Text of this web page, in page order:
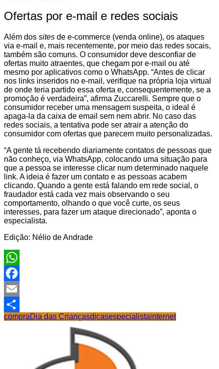
Ofertas por e-mail e redes sociais
Além dos sites de e-commerce (venda online), os ataques
via e-mail e, mais recentemente, por meio das redes socais,
também são comuns. O consumidor deve desconfiar de
ofertas muito atraentes, que chegam por e-mail ou até
mesmo por aplicativos como o WhatsApp. “Antes de clicar
nos links inseridos no e-mail, verifique na própria loja virtual
de onde teria partido essa oferta e, consequentemente, se a
promoção é verdadeira”, afirma Zuccarelli. Sempre que o
consumidor receber uma mensagem suspeita, o ideal é
apaga-la da caixa de email sem nem abrir. No caso das
redes sociais, a tentativa pode ser atrair a atenção do
consumidor com ofertas que parecem muito personalizadas.
“A gente tá recebendo diariamente contatos de pessoas que
não conheço, via WhatsApp, colocando uma situação para
que a pessoa se interesse clicar num determinado naquele
link. A ideia é fazer um contato e as pessoas acabem
clicando. Quando a gente está falando em rede social, o
fraudador está cada vez mais observando o seu
comportamento, olhando o que você curte, os seus
interesses, para fazer um ataque direcionado”, aponta o
especialista.
Edição: Nélio de Andrade
WhatsApp
Facebook
Email
Share
compraDia das Criançasdicasespecialistainternet